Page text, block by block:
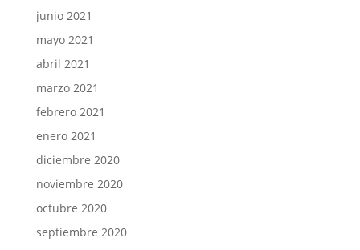
junio 2021
mayo 2021
abril 2021
marzo 2021
febrero 2021
enero 2021
diciembre 2020
noviembre 2020
octubre 2020
septiembre 2020